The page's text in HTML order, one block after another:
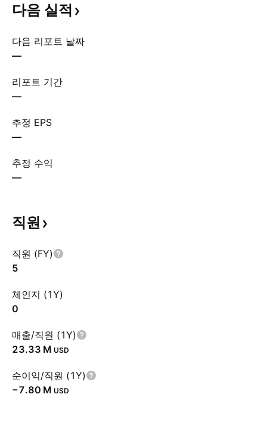
다음 실적
다음 리포트 날짜
—
리포트 기간
—
추정 EPS
—
추정 수익
—
직원
직원 (FY)
5
체인지 (1Y)
0
매출/직원 (1Y)
‪23.33 M‬ USD
순이익/직원 (1Y)
‪−7.80 M‬ USD